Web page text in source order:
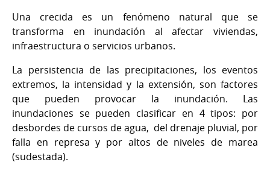
Una crecida es un fenómeno natural que se
transforma en inundación al afectar viviendas,
infraestructura o servicios urbanos.
La persistencia de las precipitaciones, los eventos
extremos, la intensidad y la extensión, son factores
que pueden provocar la inundación. Las
inundaciones se pueden clasificar en 4 tipos: por
desbordes de cursos de agua, del drenaje pluvial, por
falla en represa y por altos de niveles de marea
(sudestada).